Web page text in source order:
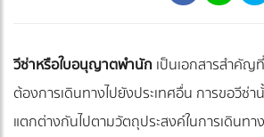
วีซ่าหรือใบอนุญาตพำนักเป็นเอกสารสำคัญ
ต้องการเดินทางไปยังประเทศอื่น การขอวีซ่
แตกต่างกันไปตามวัตถุประสงค์ในการเดินทา